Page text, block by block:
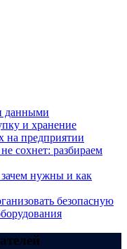
данными
и хранение
на предприятии
сохнет: разбираем
нужны и как
безопасную